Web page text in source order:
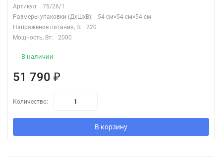
Артикул:
75/26/1
Размеры упаковки (ДхШхВ):
54 см×54 см×54 см
Напряжение питания, В:
220
Мощность, Вт:
2000
В наличии
51 790 ₽
Количество:
В корзину